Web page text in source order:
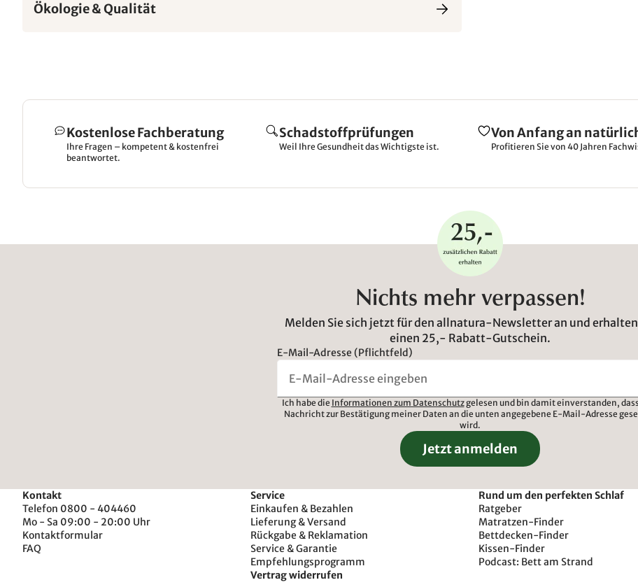
Ökologie & Qualität
Kostenlose Fachberatung
Ihre Fragen – kompetent & kostenfrei
beantwortet.
Schadstoffprüfungen
Weil Ihre Gesundheit das Wichtigste ist.
Von Anfang an
Profitieren Sie von 40 Jahren
Nichts mehr verpassen!
Melden Sie sich jetzt für den allnatura-Newsletter an und erhalten
einen 25,- Rabatt-Gutschein.
E-Mail-Adresse (Pflichtfeld)
Ich habe die Informationen zum Datenschutzgelesen und bin damit einverstanden,
Nachricht zur Bestätigung meiner Daten an die unten angegebene E-Mail-Adresse
wird.
Jetzt anmelden
Kontakt
Telefon 0800 - 404460
Mo - Sa 09:00 - 20:00 Uhr
Kontaktformular
FAQ
Service
Einkaufen & Bezahlen
Lieferung & Versand
Rückgabe & Reklamation
Service & Garantie
Empfehlungsprogramm
Vertrag widerrufen
Rund um den perfekten Schlaf
Ratgeber
Matratzen-Finder
Bettdecken-Finder
Kissen-Finder
Podcast: Bett am Strand